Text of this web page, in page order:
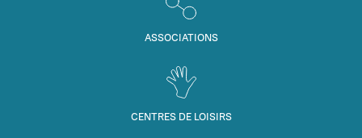
ASSOCIATIONS
CENTRES DE LOISIRS